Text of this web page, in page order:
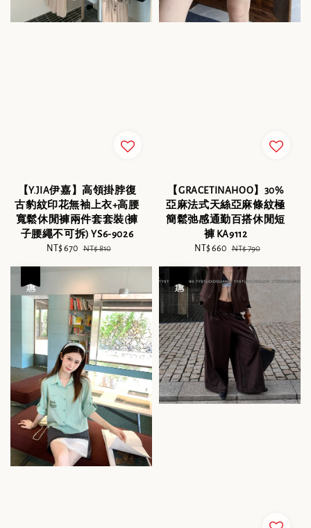
【Y.JIA伊嘉】高領掛脖復
古豹紋印花無袖上衣+高腰
寬鬆休閒褲兩件套套裝(褲
子腰繩不可拆) YS6-9026
Sale
NT$ 670 Regular
NT$ 810
【GRACETINAHOO】30%
亞麻法式天絲亞麻條紋極
簡鬆弛感通勤百搭休閒短
褲 KA9112
Sale
NT$ 660 Regular
NT$ 790